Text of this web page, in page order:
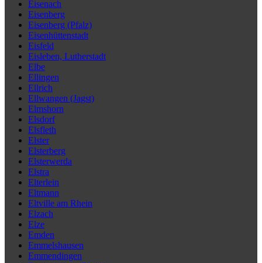
Eisenach
Eisenberg
Eisenberg (Pfalz)
Eisenhüttenstadt
Eisfeld
Eisleben, Lutherstadt
Elbe
Ellingen
Ellrich
Ellwangen (Jagst)
Elmshorn
Elsdorf
Elsfleth
Elster
Elsterberg
Elsterwerda
Elstra
Elterlein
Eltmann
Eltville am Rhein
Elzach
Elze
Emden
Emmelshausen
Emmendingen